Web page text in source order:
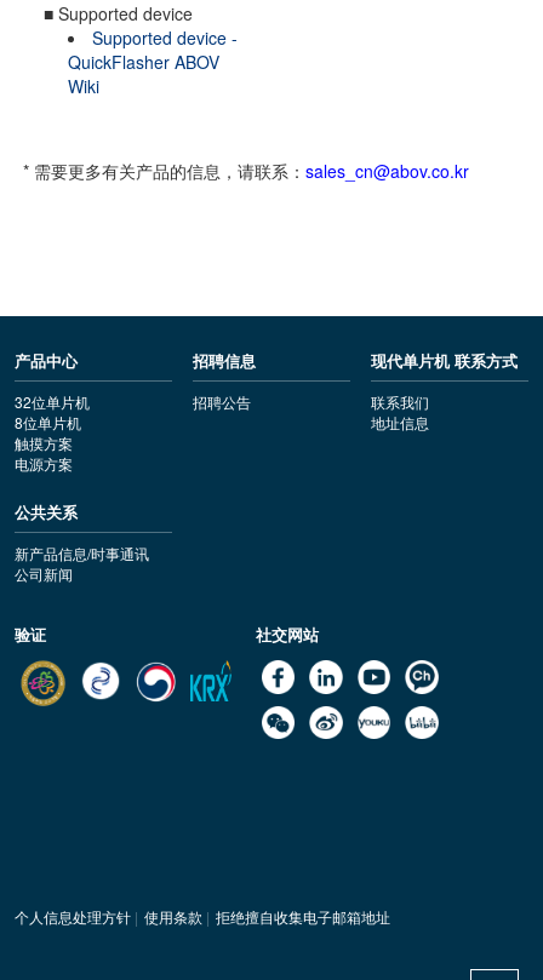
■ Supported device
Supported device -
QuickFlasher ABOV
Wiki
* 需要更多有关产品的信息，请联系： sales_cn@abov.co.kr
产品中心
32位单片机
8位单片机
触摸方案
电源方案
招聘信息
招聘公告
现代单片机 联系方式
联系我们
地址信息
公共关系
新产品信息/时事通讯
公司新闻
验证 社交网站
个人信息处理方针| 使用条款 | 拒绝擅自收集电子邮箱地址